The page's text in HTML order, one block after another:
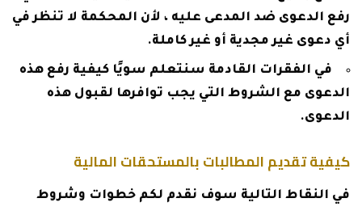
رفع الدعوى ضد المدعى عليه ، لأن المحكمة لا تنظر في
أي دعوى غير مجدية أو غير كاملة.
في الفقرات القادمة سنتعلم سويًا كيفية رفع هذه
الدعوى مع الشروط التي يجب توافرها لقبول هذه
الدعوى.
كيفية تقديم المطالبات بالمستحقات المالية
في النقاط التالية سوف نقدم لكم خطوات وشروط